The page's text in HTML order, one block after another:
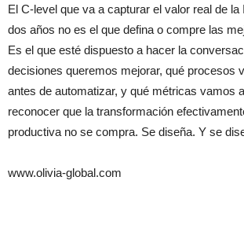
El C-level que va a capturar el valor real de la
dos años no es el que defina o compre las
Es el que esté dispuesto a hacer la
decisiones queremos mejorar, qué procesos
antes de automatizar, y qué métricas vamos
reconocer que la transformación
productiva no se compra. Se diseña. Y se
www.olivia-global.com